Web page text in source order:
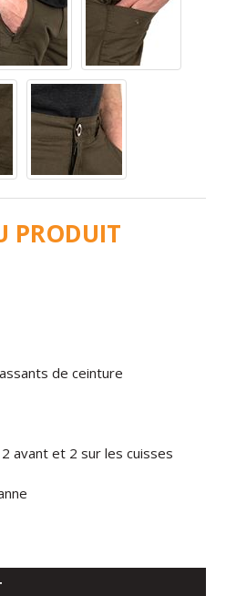
PRODUIT
de ceinture
avant et 2 sur les cuisses